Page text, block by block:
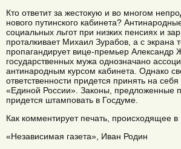
Кто ответит за жестокую и во многом
нового путинского кабинета?
социальных льгот при низких пенсиях и
проталкивает Михаил Зурабов, а с экрана
пропагандирует вице-премьер Александр
государственных мужа однозначано
антинародным курсом кабинета. Однако
ответственности придется принять на
«Единой России». Законы, предложенные
придется штамповать в Госдуме.
Как комментирует печать, происходящее в
«Независимая газета», Иван Родин